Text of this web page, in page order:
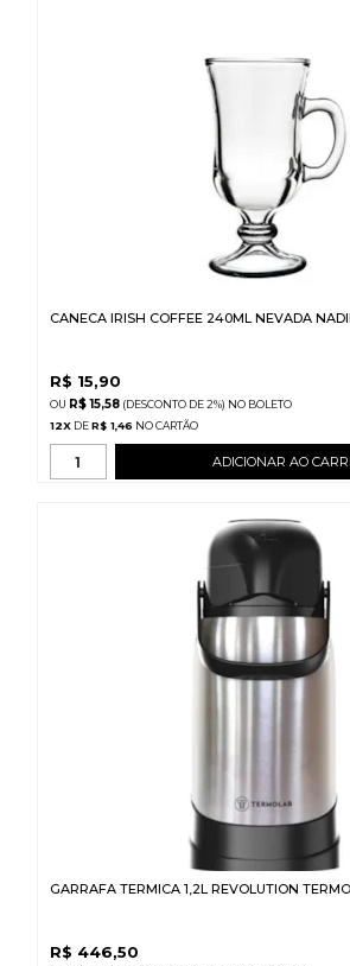
CANECA IRISH COFFEE 240ML NEVADA
R$ 15,90
R$ 15,58 (DESCONTO DE 2%) NO BOLETO
12X DE R$ 1,46
ADICIONAR AO
GARRAFA TERMICA 1,2L REVOLUTION
R$ 446,50